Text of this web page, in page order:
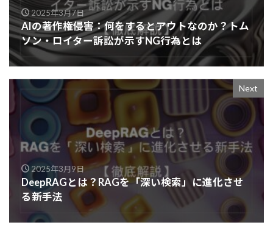
2025年3月7日
AIの著作権侵害：何をするとアウトなのか？トム
ソン・ロイター訴訟が示すNG行為とは
Next
2025年3月9日
DeepRAGとは？RAGを「深い検索」に進化させ
る新手法